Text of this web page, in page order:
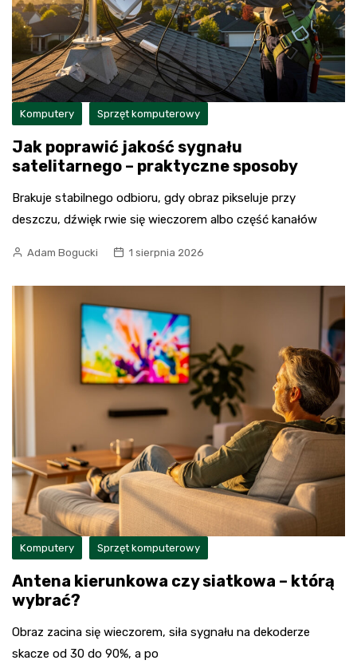
Komputery Sprzęt komputerowy
Jak poprawić jakość sygnału
satelitarnego – praktyczne sposoby
Brakuje stabilnego odbioru, gdy obraz pikseluje przy
deszczu, dźwięk rwie się wieczorem albo część kanałów
Adam Bogucki 1 sierpnia 2026
Komputery Sprzęt komputerowy
Antena kierunkowa czy siatkowa – którą
wybrać?
Obraz zacina się wieczorem, siła sygnału na dekoderze
skacze od 30 do 90%, a po